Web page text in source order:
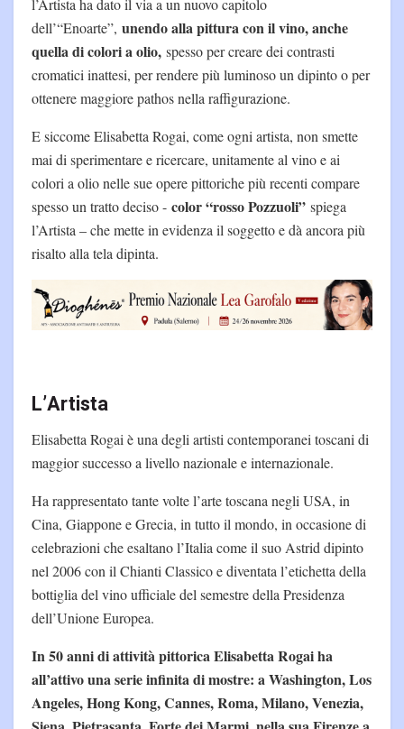
l’Artista ha dato il via a un nuovo capitolo
dell’“Enoarte”, unendo alla pittura con il vino, anche
quella di colori a olio, spesso per creare dei contrasti
cromatici inattesi, per rendere più luminoso un dipinto o per
ottenere maggiore pathos nella raffigurazione.
E siccome Elisabetta Rogai, come ogni artista, non smette
mai di sperimentare e ricercare, unitamente al vino e ai
colori a olio nelle sue opere pittoriche più recenti compare
spesso un tratto deciso - color “rosso Pozzuoli” spiega
l’Artista – che mette in evidenza il soggetto e dà ancora più
risalto alla tela dipinta.
L’Artista
Elisabetta Rogai è una degli artisti contemporanei toscani di
maggior successo a livello nazionale e internazionale.
Ha rappresentato tante volte l’arte toscana negli USA, in
Cina, Giappone e Grecia, in tutto il mondo, in occasione di
celebrazioni che esaltano l’Italia come il suo Astrid dipinto
nel 2006 con il Chianti Classico e diventata l’etichetta della
bottiglia del vino ufficiale del semestre della Presidenza
dell’Unione Europea.
In 50 anni di attività pittorica Elisabetta Rogai ha
all’attivo una serie infinita di mostre: a Washington, Los
Angeles, Hong Kong, Cannes, Roma, Milano, Venezia,